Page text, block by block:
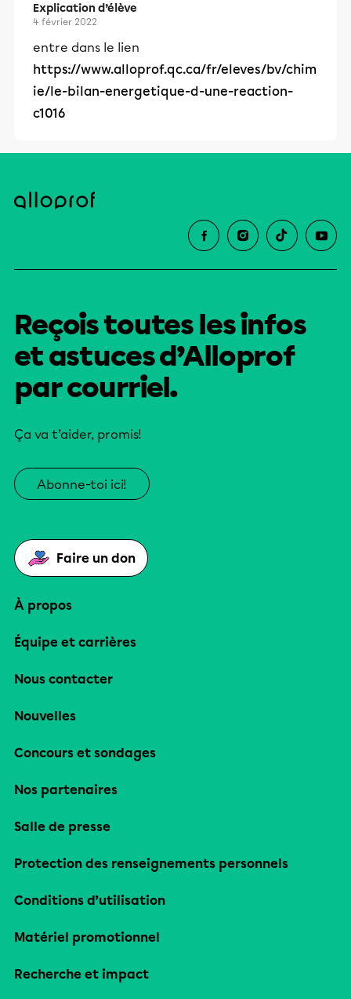
Explication d’élève
4 février 2022
entre dans le lien
https://www.alloprof.qc.ca/fr/eleves/bv/chim
ie/le-bilan-energetique-d-une-reaction-
c1016
Reçois toutes les infos
et astuces d’Alloprof
par courriel.
Ça va t’aider, promis!
Abonne-toi ici!
Faire un don
À propos
Équipe et carrières
Nous contacter
Nouvelles
Concours et sondages
Nos partenaires
Salle de presse
Protection des renseignements personnels
Conditions d’utilisation
Matériel promotionnel
Recherche et impact